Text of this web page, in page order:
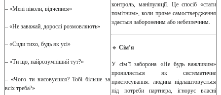
– «Мені ніколи, відчепися»
– «Не заважай, дорослі розмовляють»
– «Сиди тихо, будь як усі»
– «Ти що, найрозумніший тут?»
– «Чого ти висовуєшся? Тобі більше за
всіх треба?»
контроль, маніпуляції. Це спосіб «стати
помітним», коли пряме самоствердження
здається забороненим або небезпечним.
🔹 Сім’я
У сім’ї заборона «Не будь важливим»
проявляється як систематичне
пристосування: людина підлаштовується
під потреби партнера, ігнорує власні